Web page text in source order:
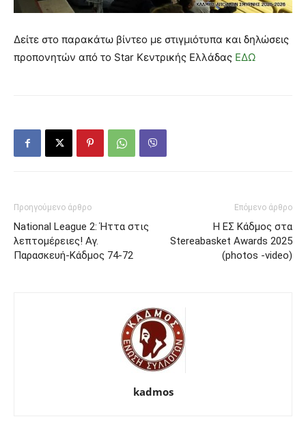
Δείτε στο παρακάτω βίντεο με στιγμιότυπα και δηλώσεις
προπονητών από το Star Κεντρικής Ελλάδας ΕΔΩ
Προηγούμενο άρθρο
National League 2: Ήττα στις
λεπτομέρειες! Αγ.
Παρασκευή-Κάδμος 74-72
Επόμενο άρθρο
Η ΕΣ Κάδμος στα
Stereabasket Awards 2025
(photos -video)
kadmos